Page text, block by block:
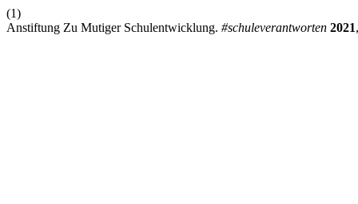
(1)
Anstiftung Zu Mutiger Schulentwicklung. #schuleverantworten 2021